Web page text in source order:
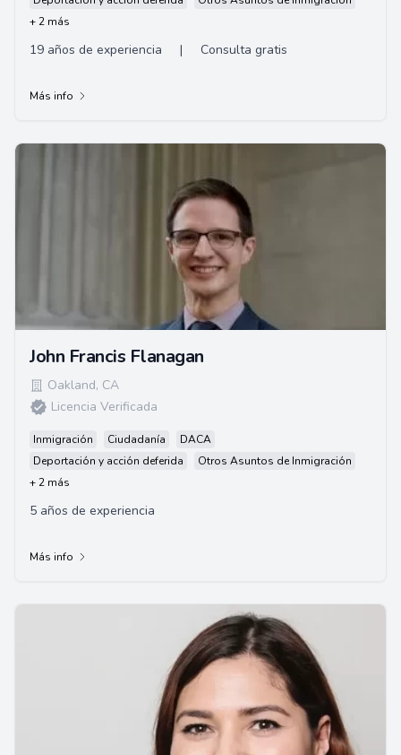
+ 2 más
19 años de experiencia | Consulta gratis
Más info
John Francis Flanagan
Oakland, CA
Licencia Verificada
Inmigración Ciudadanía
DACA
Deportación y acción deferida
Otros Asuntos de Inmigración
+ 2 más
5 años de experiencia
Más info